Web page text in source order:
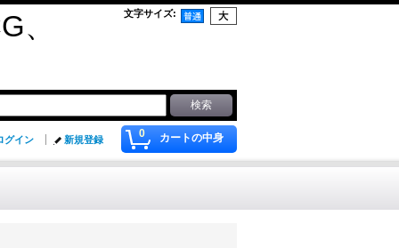
、 文字サイズ:
0 カートの中身
グイン 新規登録